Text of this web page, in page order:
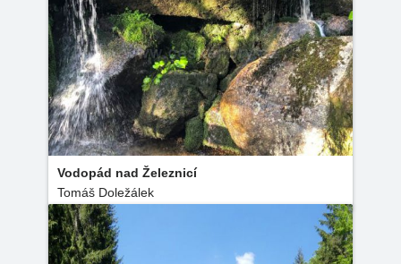
Vodopád nad Železnicí
Tomáš Doležálek